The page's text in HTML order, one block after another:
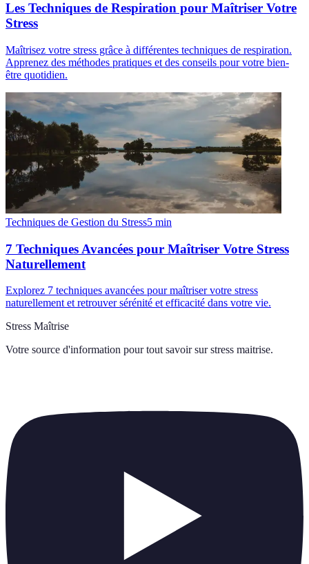
Les Techniques de Respiration pour Maîtriser Votre
Stress
Maîtrisez votre stress grâce à différentes techniques de respiration.
Apprenez des méthodes pratiques et des conseils pour votre bien-
être quotidien.
Techniques de Gestion du Stress5 min
7 Techniques Avancées pour Maîtriser Votre Stress
Naturellement
Explorez 7 techniques avancées pour maîtriser votre stress
naturellement et retrouver sérénité et efficacité dans votre vie.
Stress Maîtrise
Votre source d'information pour tout savoir sur stress maitrise.